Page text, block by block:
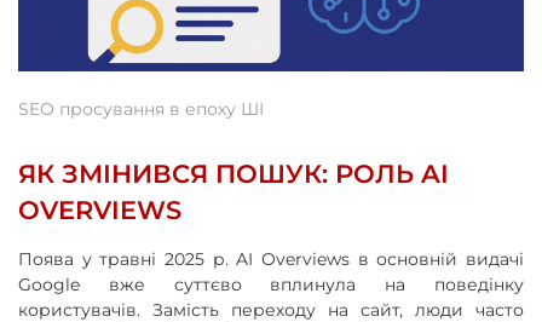
SEO просування в епоху ШІ
ЯК ЗМІНИВСЯ ПОШУК: РОЛЬ AI
OVERVIEWS
Поява у травні 2025 р. AI Overviews в основній видачі
Google вже суттєво вплинула на поведінку
користувачів. Замість переходу на сайт, люди часто